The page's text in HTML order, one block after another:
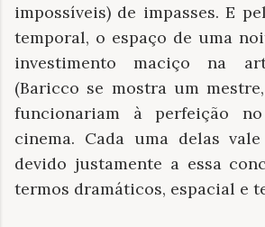
impossíveis) de impasses. E
temporal, o espaço de uma
investimento maciço na
(Baricco se mostra um
funcionariam à perfeição
cinema. Cada uma delas
devido justamente a essa
termos dramáticos, espacial e